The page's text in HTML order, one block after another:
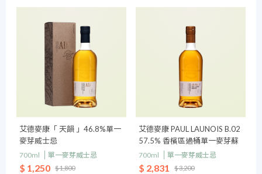
艾德麥康「 天韻 」46.8%單一
麥芽威士忌
700ml 單一麥芽威士忌
$ 1,250 $ 1,800
艾德麥康 PAUL LAUNOIS B.02
57.5% 香檳區過桶單一麥芽蘇
格蘭威士忌700ml
700ml 單一麥芽威士忌
$ 2,831 $ 3,200